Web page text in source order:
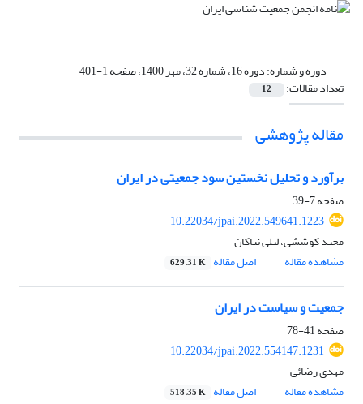
دوره و شماره:دوره 16، شماره 32، مهر 1400، صفحه 1-401
تعداد مقالات: 12
مقاله پژوهشی
برآورد و تحلیل نخستین سود جمعیتی در ایران
صفحه7-39
10.22034/jpai.2022.549641.1223
مجید کوششی، لیلی نیاکان
مشاهده مقاله
اصل مقاله 629.31 K
جمعیت و سیاست در ایران
صفحه41-78
10.22034/jpai.2022.554147.1231
مهدی رضائی
مشاهده مقاله
اصل مقاله 518.35 K